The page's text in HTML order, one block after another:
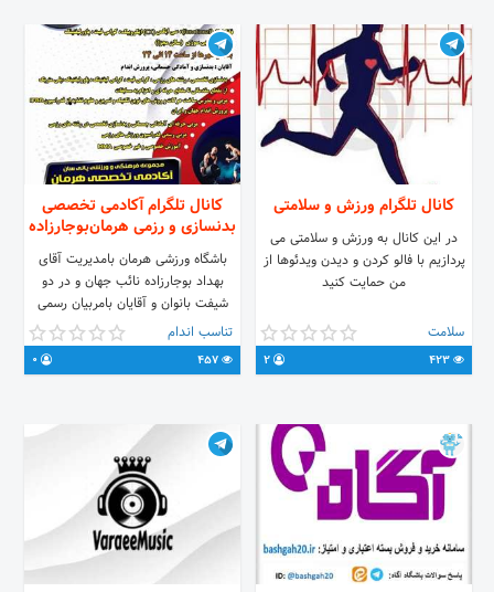
کانال تلگرام ورزش و سلامتی
در این کانال به ورزش و سلامتی می
پردازیم با فالو کردن و دیدن ویدئوها از
من حمایت کنید
سلامت
کانال تلگرام آکادمی تخصصی
بدنسازی و رزمی هرمان‌بوجارزاده
باشگاه ورزشی هرمان بامدیریت آقای
بهداد بوجارزاده نائب جهان و در دو
شیفت بانوان و آقایان بامربیان رسمی
فدراسیون در رشته های تی آرایکس،
سی ایکس، کار با دستگاه های بدنسازی
وآمادگی جسمانی. Ems و آیجیم- و
تناسب اندام